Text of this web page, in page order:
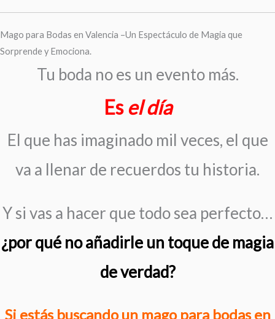
contenido
Mago para Bodas en Valencia –Un Espectáculo de Magia que
Sorprende y Emociona.
Tu boda no es un evento más.
Es el día
El que has imaginado mil veces, el que
va a llenar de recuerdos tu historia.
Y si vas a hacer que todo sea perfecto…
¿por qué no añadirle un toque de magia
de verdad?
Si estás buscando un mago para bodas en